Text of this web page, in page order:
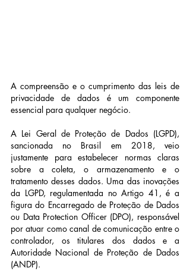
A compreensão e o cumprimento das leis de
privacidade de dados é um componente
essencial para qualquer negócio.
A Lei Geral de Proteção de Dados (LGPD),
sancionada no Brasil em 2018, veio
justamente para estabelecer normas claras
sobre a coleta, o armazenamento e o
tratamento desses dados. Uma das inovações
da LGPD, regulamentada no Artigo 41, é a
figura do Encarregado de Proteção de Dados
ou Data Protection Officer (DPO), responsável
por atuar como canal de comunicação entre o
controlador, os titulares dos dados e a
Autoridade Nacional de Proteção de Dados
(ANDP).